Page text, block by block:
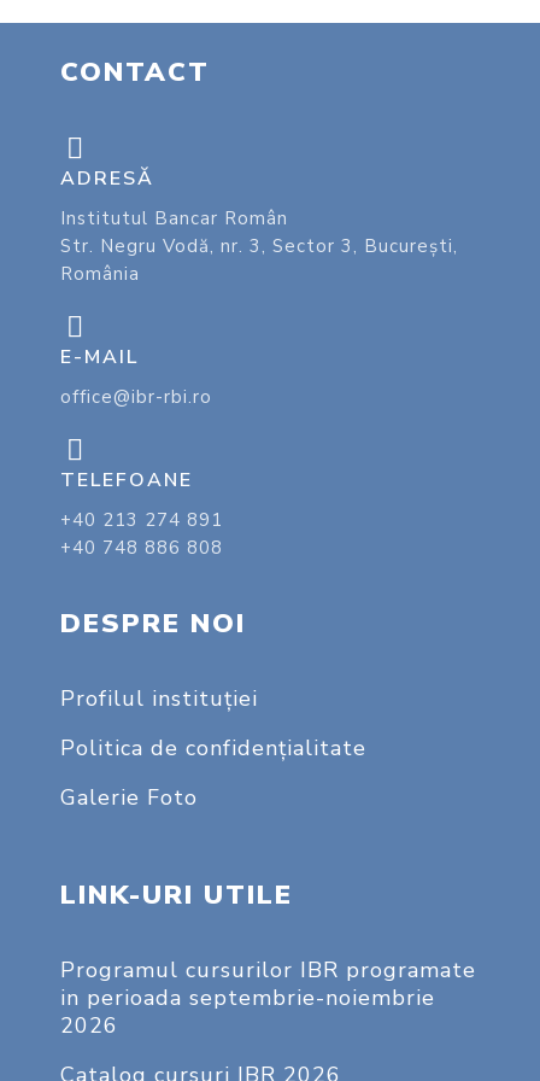
CONTACT
ADRESĂ
Institutul Bancar Român
Str. Negru Vodă, nr. 3, Sector 3, București,
România
E-MAIL
office@ibr-rbi.ro
TELEFOANE
+40 213 274 891
+40 748 886 808
DESPRE NOI
Profilul instituţiei
Politica de confidențialitate
Galerie Foto
LINK-URI UTILE
Programul cursurilor IBR programate
in perioada septembrie-noiembrie
2026
Catalog cursuri IBR 2026